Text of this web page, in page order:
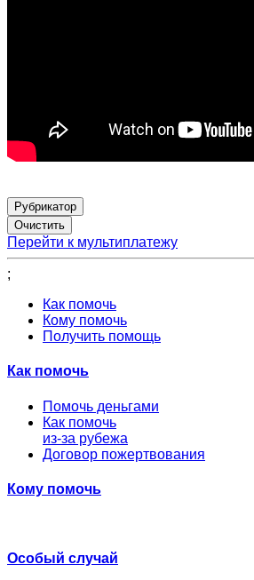
Рубрикатор
Перейти к мультиплатежу
;
Как помочь
Кому помочь
Получить помощь
Как помочь
Помочь деньгами
Как помочь
из-за рубежа
Договор пожертвования
Кому помочь
Особый случай